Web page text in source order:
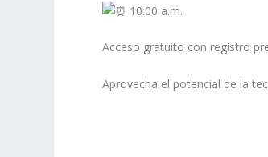
10:00 a.m.
Acceso gratuito con registro
Aprovecha el potencial de la